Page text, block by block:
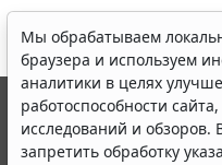
Мы обрабатываем
браузера и используем
аналитики в целях
работоспособности
исследований и обзоров.
запретить обработку
© ООО "НПП "ГАРАНТ-
выпускается с 1990 года.